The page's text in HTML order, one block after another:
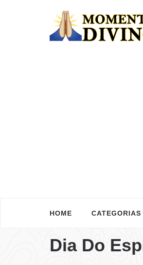
HOME CATEGORIAS
Dia Do